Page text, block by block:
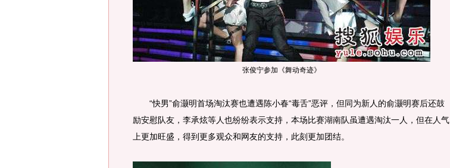
张俊宁参加《舞动奇迹》
“快男”俞灏明首场淘汰赛也遭遇陈小春“毒舌”恶评，但同为新人的俞灏明赛后还鼓
励安慰队友，李承炫等人也纷纷表示支持，本场比赛湖南队虽遭遇淘汰一人，但在人气
上更加旺盛，得到更多观众和网友的支持，此刻更加团结。